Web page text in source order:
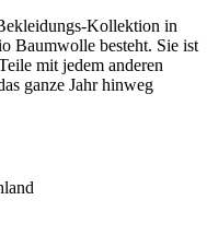
Kollektion in
Baumwolle besteht. Sie ist
mit jedem anderen
ganze Jahr hinweg